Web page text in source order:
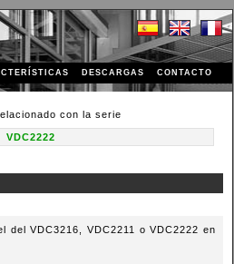
DESCARGAS CONTACTO
con la serie
VDC2222
del VDC3216, VDC2211 o VDC2222 en